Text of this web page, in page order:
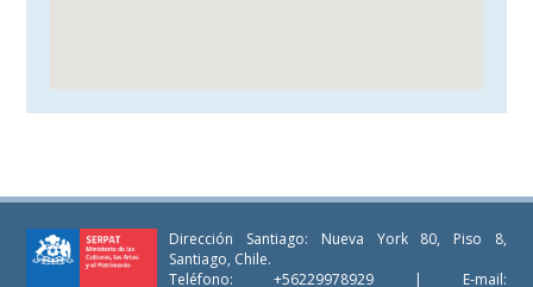
Dirección Santiago: Nueva York 80, Piso 8,
Santiago, Chile.
Teléfono: +56229978929 | E-mail: